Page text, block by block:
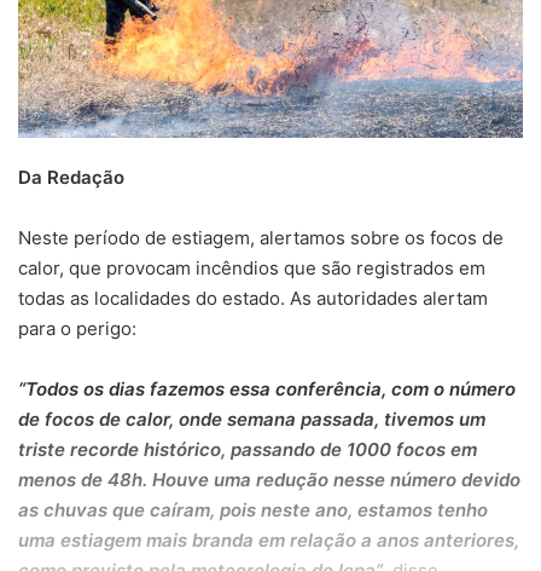
Da Redação
Neste período de estiagem, alertamos sobre os focos de
calor, que provocam incêndios que são registrados em
todas as localidades do estado. As autoridades alertam
para o perigo:
“Todos os dias fazemos essa conferência, com o número
de focos de calor, onde semana passada, tivemos um
triste recorde histórico, passando de 1000 focos em
menos de 48h. Houve uma redução nesse número devido
as chuvas que caíram, pois neste ano, estamos tenho
uma estiagem mais branda em relação a anos anteriores,